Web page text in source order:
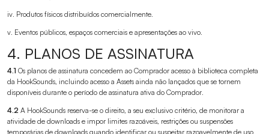
iv. Produtos físicos distribuídos comercialmente.
v. Eventos públicos, espaços comerciais e apresentações ao vivo.
4. PLANOS DE ASSINATURA
4.1 Os planos de assinatura concedem ao Comprador acesso à biblioteca completa
da HookSounds, incluindo acesso a Assets ainda não lançados que se tornem
disponíveis durante o período de assinatura ativa do Comprador.
4.2 A HookSounds reserva-se o direito, a seu exclusivo critério, de monitorar a
atividade de downloads e impor limites razoáveis, restrições ou suspensões
temporárias de downloads quando identificar ou suspeitar razoavelmente de uso